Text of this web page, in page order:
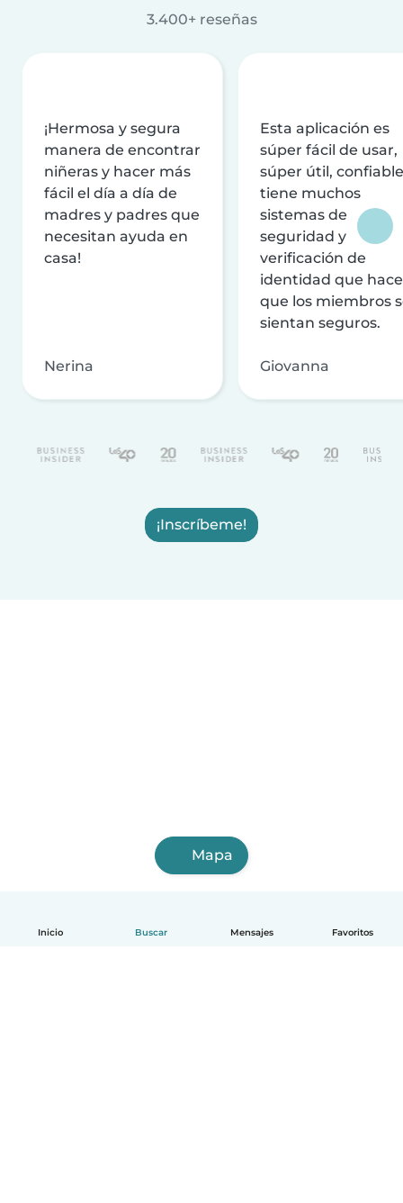
Inicio Buscar Mensajes Favoritos
3.400+ reseñas
¡Hermosa y segura
manera de encontrar
niñeras y hacer más
fácil el día a día de
madres y padres que
necesitan ayuda en
casa!
Nerina
Esta aplicación es
súper fácil de usar,
súper útil,
tiene muchos
sistemas de
seguridad y
verificación de
identidad que
que los miembros
sientan seguros.
Giovanna
¡Inscríbeme!
Mapa